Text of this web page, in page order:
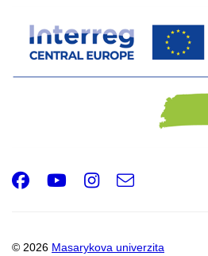
© 2026 Masarykova univerzita
Facebook
Youtube
Instagram
e-